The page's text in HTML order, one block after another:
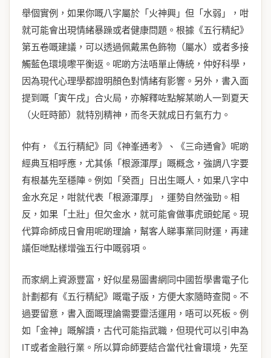
舉個實例，如果你嘅八字屬於「火神興」但「水弱」，咁
就可能會出現情緒暴躁或者健康問題。根據《五行精紀》
第五卷嘅建議，可以透過佩戴黑色飾物（屬水）或者多接
觸藍色環境嚟平衡返。呢啲方法唔單止傳統，仲好科學，
因為現代心理學都證明顏色對情緒有影響。另外，書入面
提到嘅「寅午戌」合火局，亦解釋咗點解某啲人一到夏天
（火旺時節）就特別精神，而冬天就成日冇氣冇力。
仲有，《五行精紀》同《神峯通考》、《三命通會》呢啲
經典互相呼應，尤其係「根源渾厚」嘅概念，強調八字要
有根基先至穩陣。例如「癸酉」日出生嘅人，如果八字中
金水充足，咁就代表「根源渾厚」，運勢自然強勁。相
反，如果「土壯」但欠金水，就可能會做事虎頭蛇尾。現
代算命師成日會用呢啲理論，幫客人睇事業同財運，再建
議佢哋點樣增強五行中嘅弱項。
而家網上資源豐富，好似星易圖書網同中國哲學書電子化
計劃都有《五行精紀》嘅電子版，方便大家隨時查閱。不
過要留意，書入面嘅理論需要靈活運用，唔可以死板。例
如「金神」嘅解讀，古代可能指武職，但現代可以引申為
IT或者金融行業。所以算命師要結合當代社會環境，先至